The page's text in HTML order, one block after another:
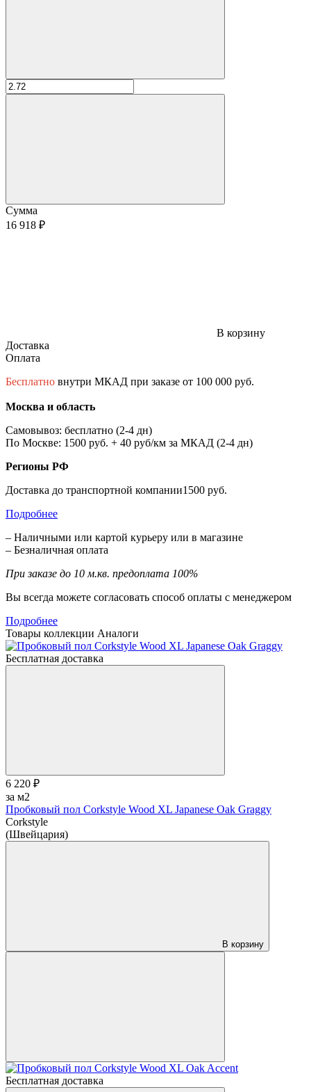
Сумма
16 918 ₽
В корзину
Доставка
Оплата
Бесплатно внутри МКАД при заказе от 100 000 руб.
Москва и область
Самовывоз: бесплатно (2-4 дн)
По Москве: 1500 руб. + 40 руб/км за МКАД (2-4 дн)
Регионы РФ
Доставка до транспортной компании1500 руб.
Подробнее
– Наличными или картой курьеру или в магазине
– Безналичная оплата
При заказе до 10 м.кв. предоплата 100%
Вы всегда можете согласовать способ оплаты с менеджером
Подробнее
Товары коллекции Аналоги
Бесплатная доставка
6 220 ₽
за м2
Пробковый пол Corkstyle Wood XL Japanese Oak Graggy
Corkstyle
(Швейцария)
В корзину
Бесплатная доставка